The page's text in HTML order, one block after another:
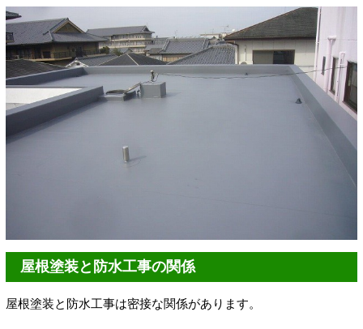
屋根塗装と防水工事の関係
屋根塗装と防水工事は密接な関係があります。